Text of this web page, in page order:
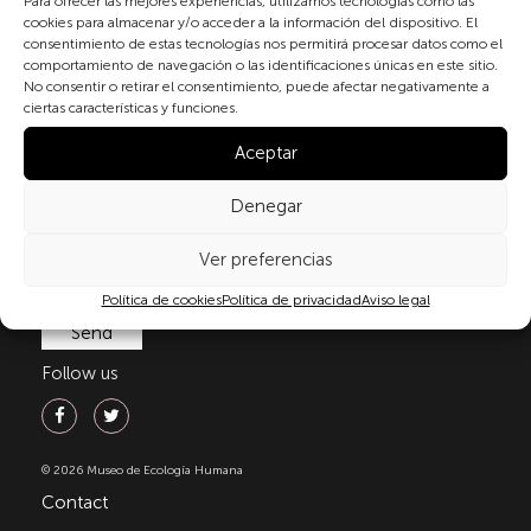
cookies para almacenar y/o acceder a la información del dispositivo. El
consentimiento de estas tecnologías nos permitirá procesar datos como el
comportamiento de navegación o las identificaciones únicas en este sitio.
No consentir o retirar el consentimiento, puede afectar negativamente a
ciertas características y funciones.
Aceptar
Denegar
Ver preferencias
Política de cookiesPolítica de privacidadAviso legal
By checking the box and submitting this form, you
expressly consent to the processing of your personal
data in accordance with the current regulations on
Regulation (EU) 2016/679 of the European Parliament
and of the Council of 27 April 2016 (GDPR) and
Organic Law 3/2018 of 5 December on the Protection
(LOPDGDD). For more information, you can consult
Follow us
© 2026 Museo de Ecología Humana
Contact